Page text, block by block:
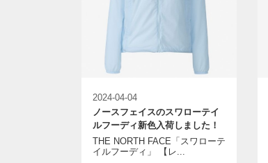
2024-04-04
ノースフェイスのスワローテイ
ルフーディ新色入荷しました！
THE NORTH FACE「スワローテ
イルフーディ」 【レ...